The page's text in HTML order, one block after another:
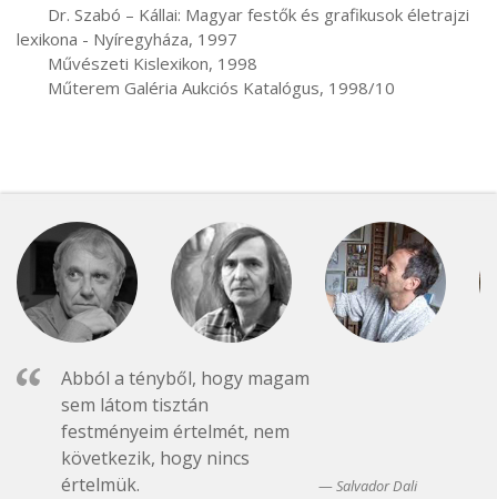
lexikona - Nyíregyháza, 1997
       Műterem Galéria Aukciós Katalógus, 1998/10
Abból a tényből, hogy magam
sem látom tisztán
festményeim értelmét, nem
következik, hogy nincs
értelmük.
Salvador Dali